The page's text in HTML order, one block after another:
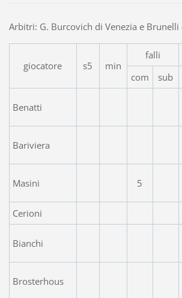
Arbitri: G. Burcovich di Venezia e Brunelli
giocatore s5 min
falli
com
sub
Benatti
Bariviera
Masini 5
Cerioni
Bianchi
Brosterhous